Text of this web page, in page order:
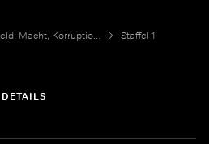
Dunkles Geld: Macht, Korruption und Kontrolle
Staffel 1
DETAILS